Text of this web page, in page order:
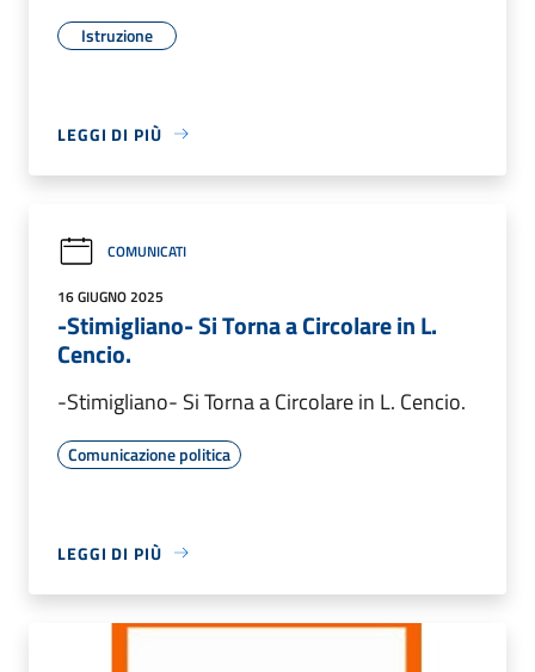
Istruzione
LEGGI DI PIÙ
COMUNICATI
16 GIUGNO 2025
-Stimigliano- Si Torna a Circolare in L.
Cencio.
-Stimigliano- Si Torna a Circolare in L. Cencio.
Comunicazione politica
LEGGI DI PIÙ